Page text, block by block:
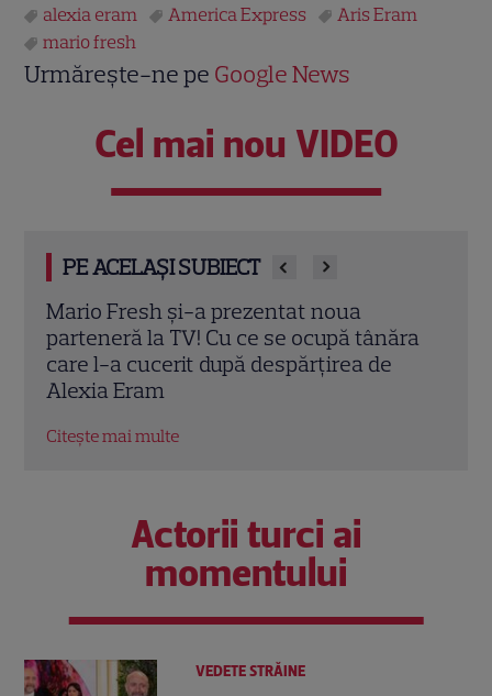
alexia eram America Express
Aris Eram
mario fresh
Urmărește-ne pe Google News
Cel mai nou VIDEO
PE ACELAȘI SUBIECT
Aris Eram, transformat total după
Survivor! Reacția Alexiei: „Ce barbă ai!”.
Ce a poftit la revenirea din Republica
Dominicană
Citește mai multe
Actorii turci ai
momentului
VEDETE STRĂINE